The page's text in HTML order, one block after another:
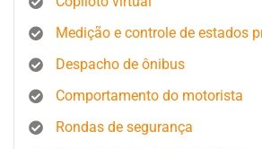
Medição e controle de estados
Despacho de ônibus
Comportamento do motorista
Rondas de segurança